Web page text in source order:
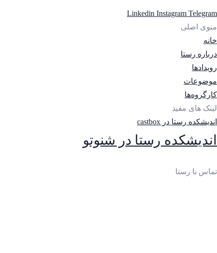
Linkedin Instagram Telegram
منوی اصلی
خانه
درباره رستا
رویدادها
موضوعات
کارگروه‌ها
لینک های مفید
اندیشکده رستا در castbox
اندیشکده رستا در شنوتو
تماس با رستا